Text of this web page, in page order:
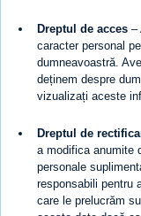
Dreptul de acces –
caracter personal
dumneavoastră.
deținem despre
vizualizați aceste
Dreptul de
a modifica anumite
personale
responsabili pentru
care le prelucrăm